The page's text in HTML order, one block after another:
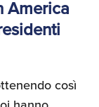
America
così